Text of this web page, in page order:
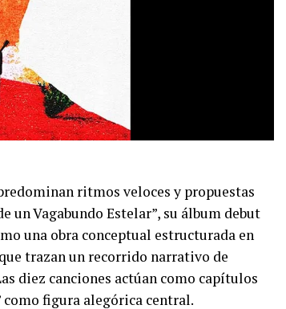
ritmos veloces y propuestas
un Vagabundo Estelar”, su álbum debut
una obra conceptual estructurada en
trazan un recorrido narrativo de
diez canciones actúan como capítulos
como figura alegórica central.